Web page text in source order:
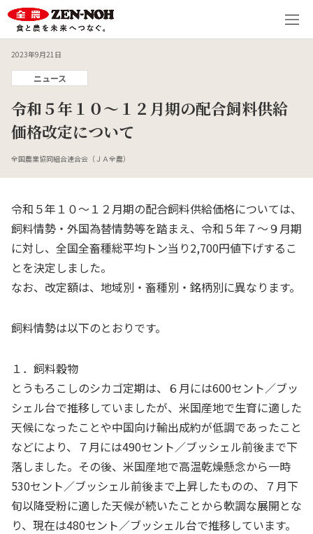
2023年9月21日
ニュース
令和５年１０～１２月期の配合飼料供給
価格改定について
全国農業協同組合連合会（ＪＡ全農）
令和５年１０～１２月期の配合飼料供給価格については、
飼料情勢・外国為替情勢等を踏まえ、令和５年７～９月期
に対し、全国全畜種総平均トン当り2,700円値下げするこ
とを決定しました。
なお、改定額は、地域別・畜種別・銘柄別に異なります。
飼料情勢は以下のとおりです。
１．飼料穀物
とうもろこしのシカゴ定期は、６月には600セント／ブッ
シェル台で推移していましたが、米国産地で生育に適した
天候になったことや中国向け輸出成約が低調であったこと
などにより、７月には490セント／ブッシェル前後まで下
落しました。その後、米国産地で高温乾燥懸念から一時
530セント／ブッシェル前後まで上昇したものの、７月下
旬以降受粉に適した天候が続いたことから軟調な展開とな
り、現在は480セント／ブッシェル台で推移しています。